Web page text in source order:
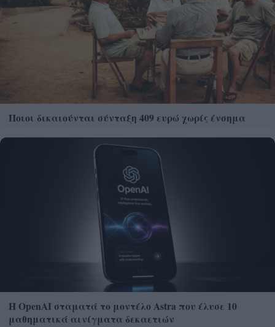
Ποιοι δικαιούνται σύνταξη 409 ευρώ χωρίς ένσημα
Η OpenAI σταματά το μοντέλο Astra που έλυσε 10
μαθηματικά αινίγματα δεκαετιών